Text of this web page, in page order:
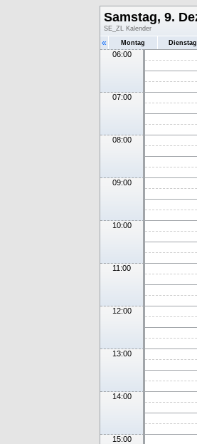
Samstag, 9.
SE_ZL Kalender
« Montag Dienstag
06:00
07:00
08:00
09:00
10:00
11:00
12:00
13:00
14:00
15:00